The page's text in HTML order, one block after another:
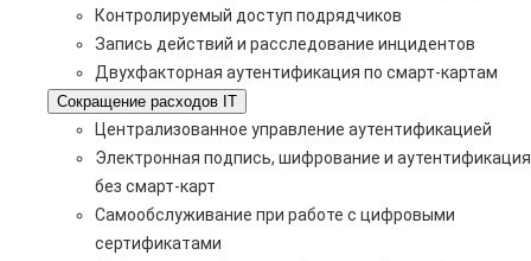
Контролируемый доступ подрядчиков
Запись действий и расследование инцидентов
Двухфакторная аутентификация по смарт-картам
Сокращение расходов IT
Централизованное управление аутентификацией
Электронная подпись, шифрование и аутентификация
без смарт-карт
Самообслуживание при работе с цифровыми
сертификатами